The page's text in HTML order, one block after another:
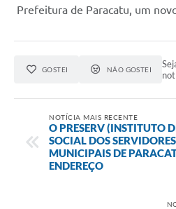
Prefeitura de Paracatu, um
GOSTEI NÃO GOSTEI
NOTÍCIA MAIS RECENTE
O PRESERV (INSTITUTO
SOCIAL DOS
MUNICIPAIS DE
ENDEREÇO